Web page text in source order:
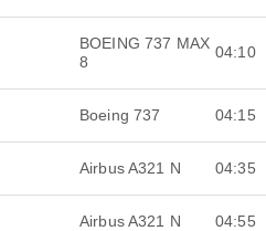
BOEING 737 MAX
8
04:10
Boeing 737 04:15
Airbus A321 N 04:35
Airbus A321 N 04:55